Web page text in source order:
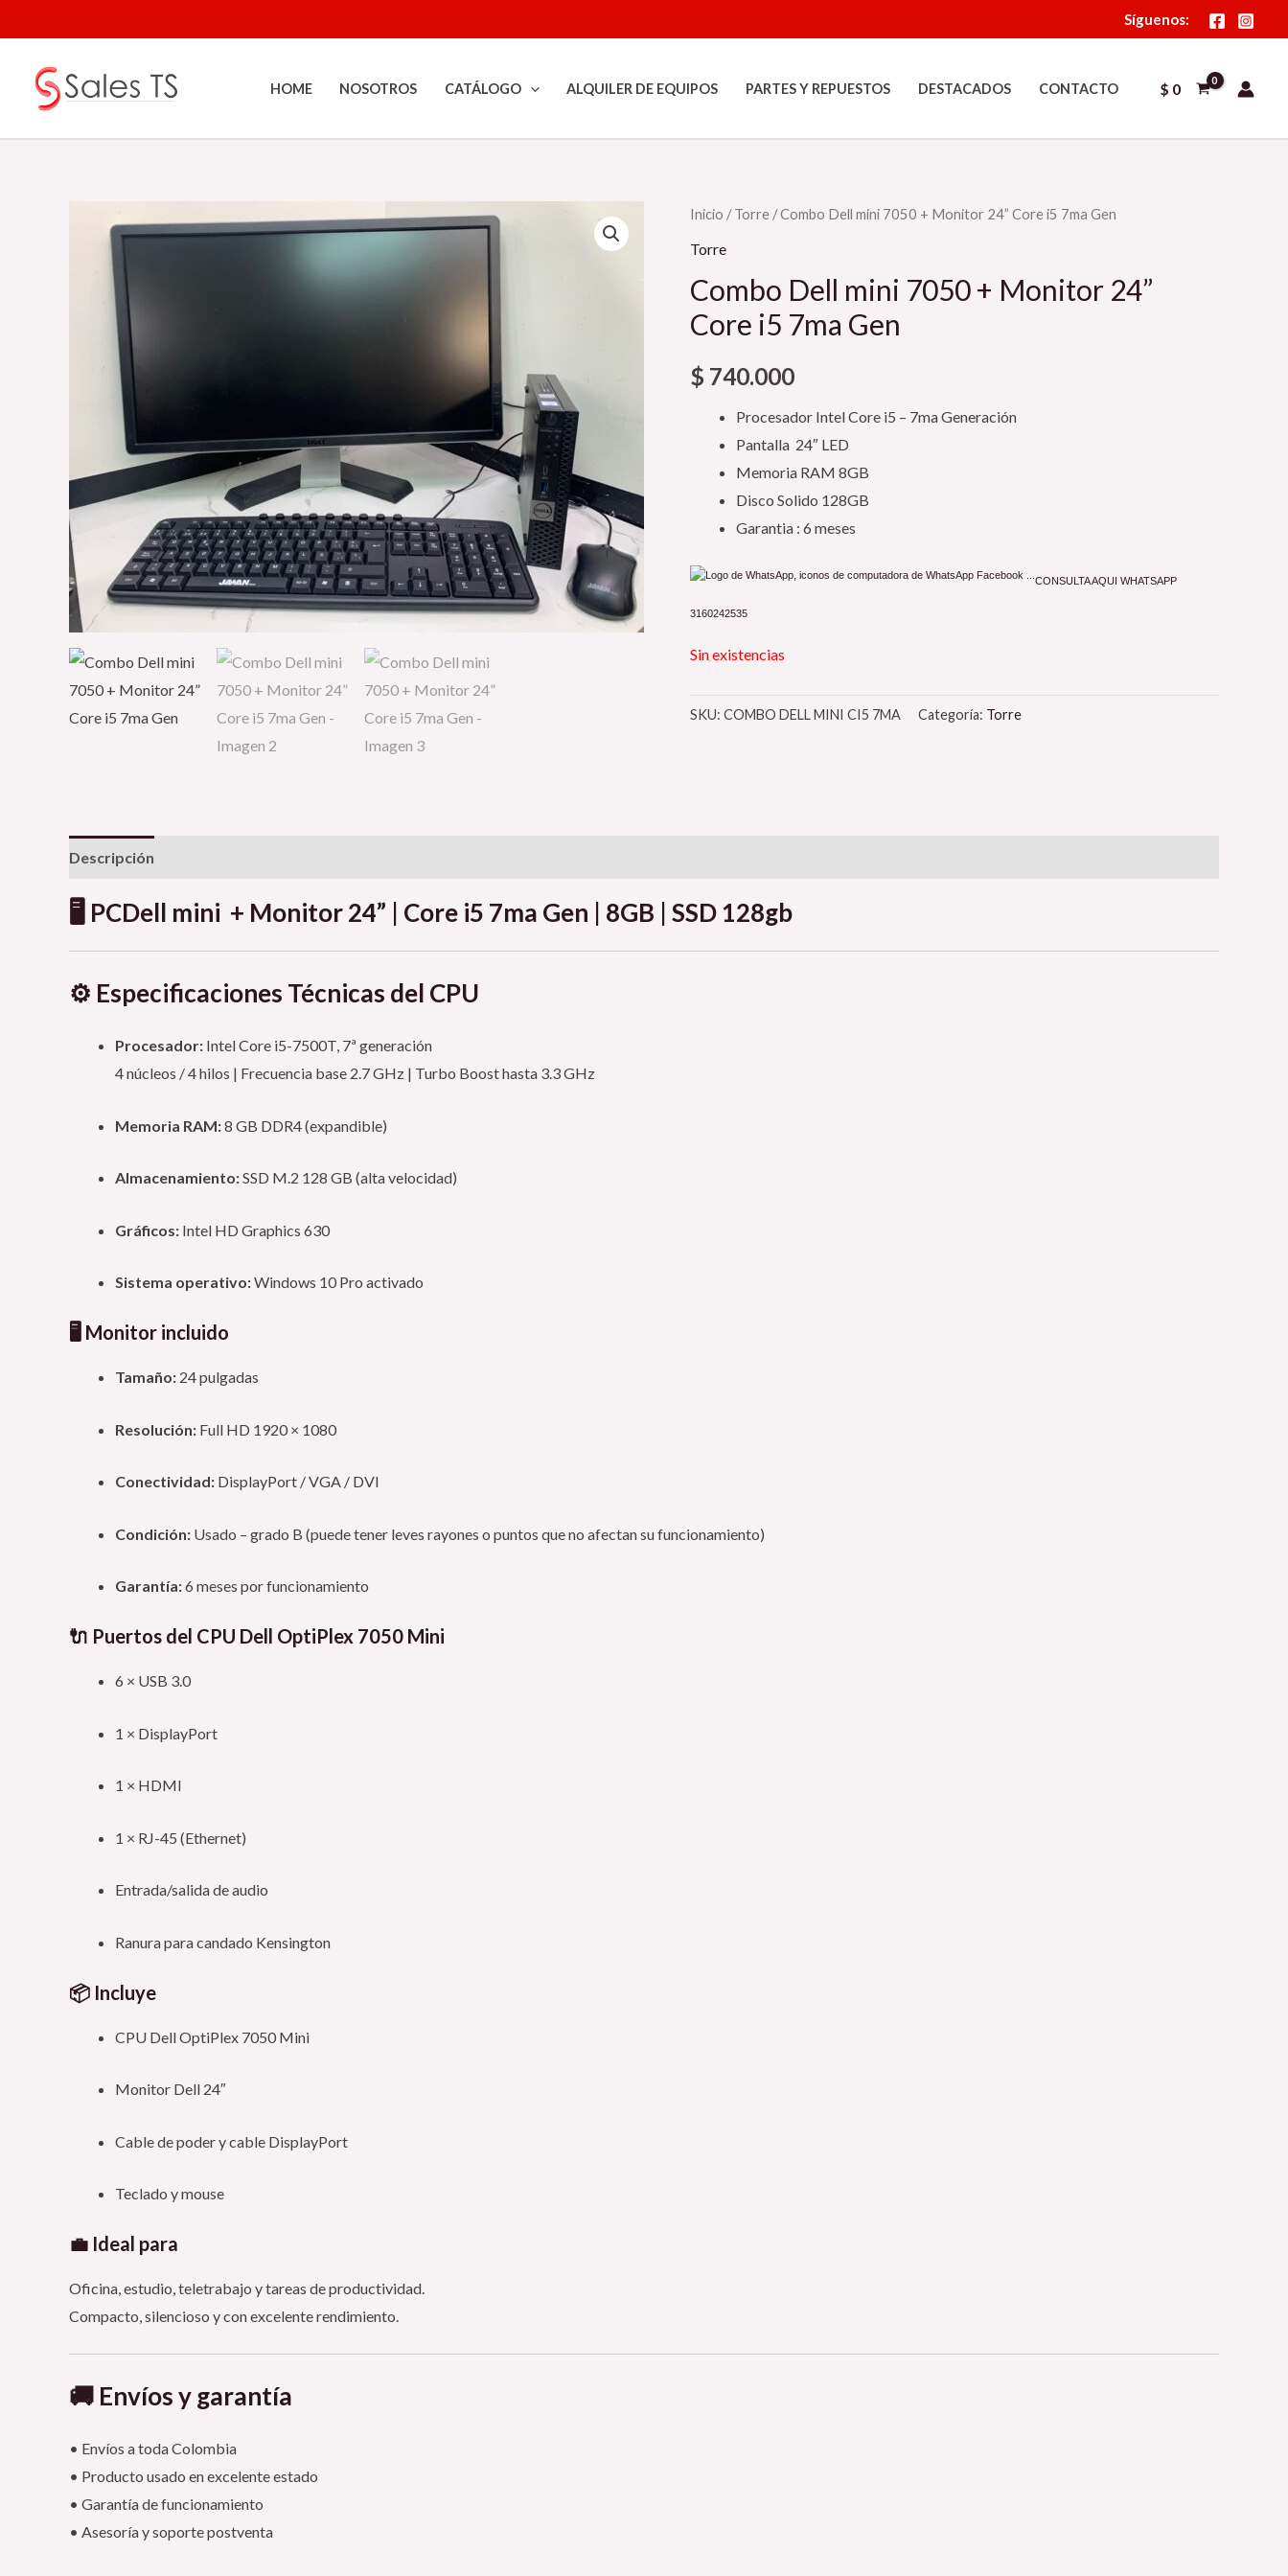
al
contenido
Síguenos:
HOME NOSOTROS CATÁLOGO ALQUILER DE EQUIPOS PARTES Y REPUESTOS DESTACADOS CONTACTO $ 0
Inicio /Torre / Combo Dell mini 7050 + Monitor 24” Core i5 7ma Gen
Torre
Combo Dell mini 7050 + Monitor 24”
Core i5 7ma Gen
$ 740.000
Procesador Intel Core i5 – 7ma Generación
Pantalla 24″ LED
Memoria RAM 8GB
Disco Solido 128GB
Garantia : 6 meses
CONSULTA AQUI WHATSAPP
3160242535
Sin existencias
SKU: COMBO DELL MINI CI5 7MA Categoría: Torre
Descripción
🖥️ PCDell mini + Monitor 24” | Core i5 7ma Gen | 8GB | SSD 128gb
⚙️ Especificaciones Técnicas del CPU
Procesador: Intel Core i5-7500T, 7ª generación
4 núcleos / 4 hilos | Frecuencia base 2.7 GHz | Turbo Boost hasta 3.3 GHz
Memoria RAM:8 GB DDR4 (expandible)
Almacenamiento:SSD M.2 128 GB (alta velocidad)
Gráficos: Intel HD Graphics 630
Sistema operativo:Windows 10 Pro activado
🖥️ Monitor incluido
Tamaño: 24 pulgadas
Resolución: Full HD 1920 × 1080
Conectividad: DisplayPort / VGA / DVI
Condición: Usado – grado B (puede tener leves rayones o puntos que no afectan su funcionamiento)
Garantía:6 meses por funcionamiento
🔌 Puertos del CPU Dell OptiPlex 7050 Mini
6 × USB 3.0
1 × DisplayPort
1 × HDMI
1 × RJ-45 (Ethernet)
Entrada/salida de audio
Ranura para candado Kensington
📦 Incluye
CPU Dell OptiPlex 7050 Mini
Monitor Dell 24″
Cable de poder y cable DisplayPort
Teclado y mouse
💼 Ideal para
Oficina, estudio, teletrabajo y tareas de productividad.
Compacto, silencioso y con excelente rendimiento.
🚚 Envíos y garantía
• Envíos a toda Colombia
• Producto usado en excelente estado
• Garantía de funcionamiento
• Asesoría y soporte postventa